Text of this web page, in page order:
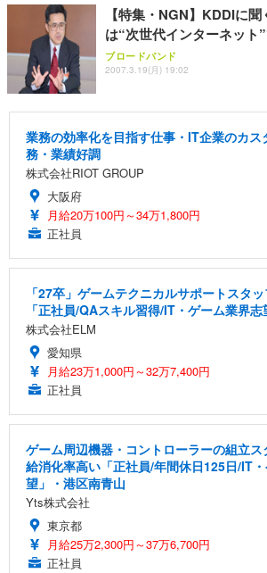
【特集・NGN】KDDIに
は“次世代インターネット”
ブロードバンド
2007.3.19(月) 19:02
業務の効率化を目指す仕事・IT企業のカス
務・業績好調
株式会社RIOT GROUP
大阪府
月給20万100円～34万1,800円
正社員
「27卒」ゲームテクニカルサポートスタ
「正社員/QAスキル習得/IT・ゲーム業界志
株式会社ELM
愛知県
月給23万1,000円～32万7,400円
正社員
ゲーム周辺機器・コントローラーの組立
給消化率高い「正社員/年間休日125日/IT
望」・港区南青山
Yts株式会社
東京都
月給25万2,300円～37万6,700円
正社員